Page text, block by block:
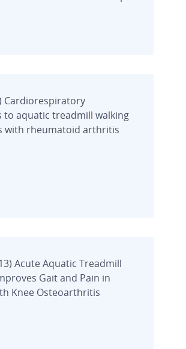
Cardiorespiratory
to aquatic treadmill walking
with rheumatoid arthritis
Acute Aquatic Treadmill
Gait and Pain in
Knee Osteoarthritis